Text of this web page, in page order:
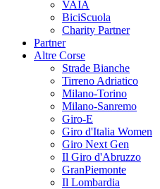
VAIA
BiciScuola
Charity Partner
Partner
Altre Corse
Strade Bianche
Tirreno Adriatico
Milano-Torino
Milano-Sanremo
Giro-E
Giro d'Italia Women
Giro Next Gen
Il Giro d'Abruzzo
GranPiemonte
Il Lombardia